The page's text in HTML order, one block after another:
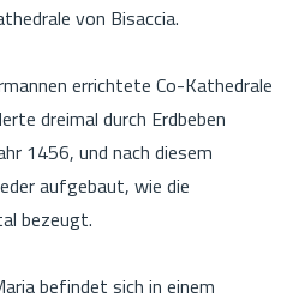
von Bisaccia.
errichtete Co-Kathedrale
dreimal durch Erdbeben
1456, und nach diesem
aufgebaut, wie die
bezeugt.
befindet sich in einem